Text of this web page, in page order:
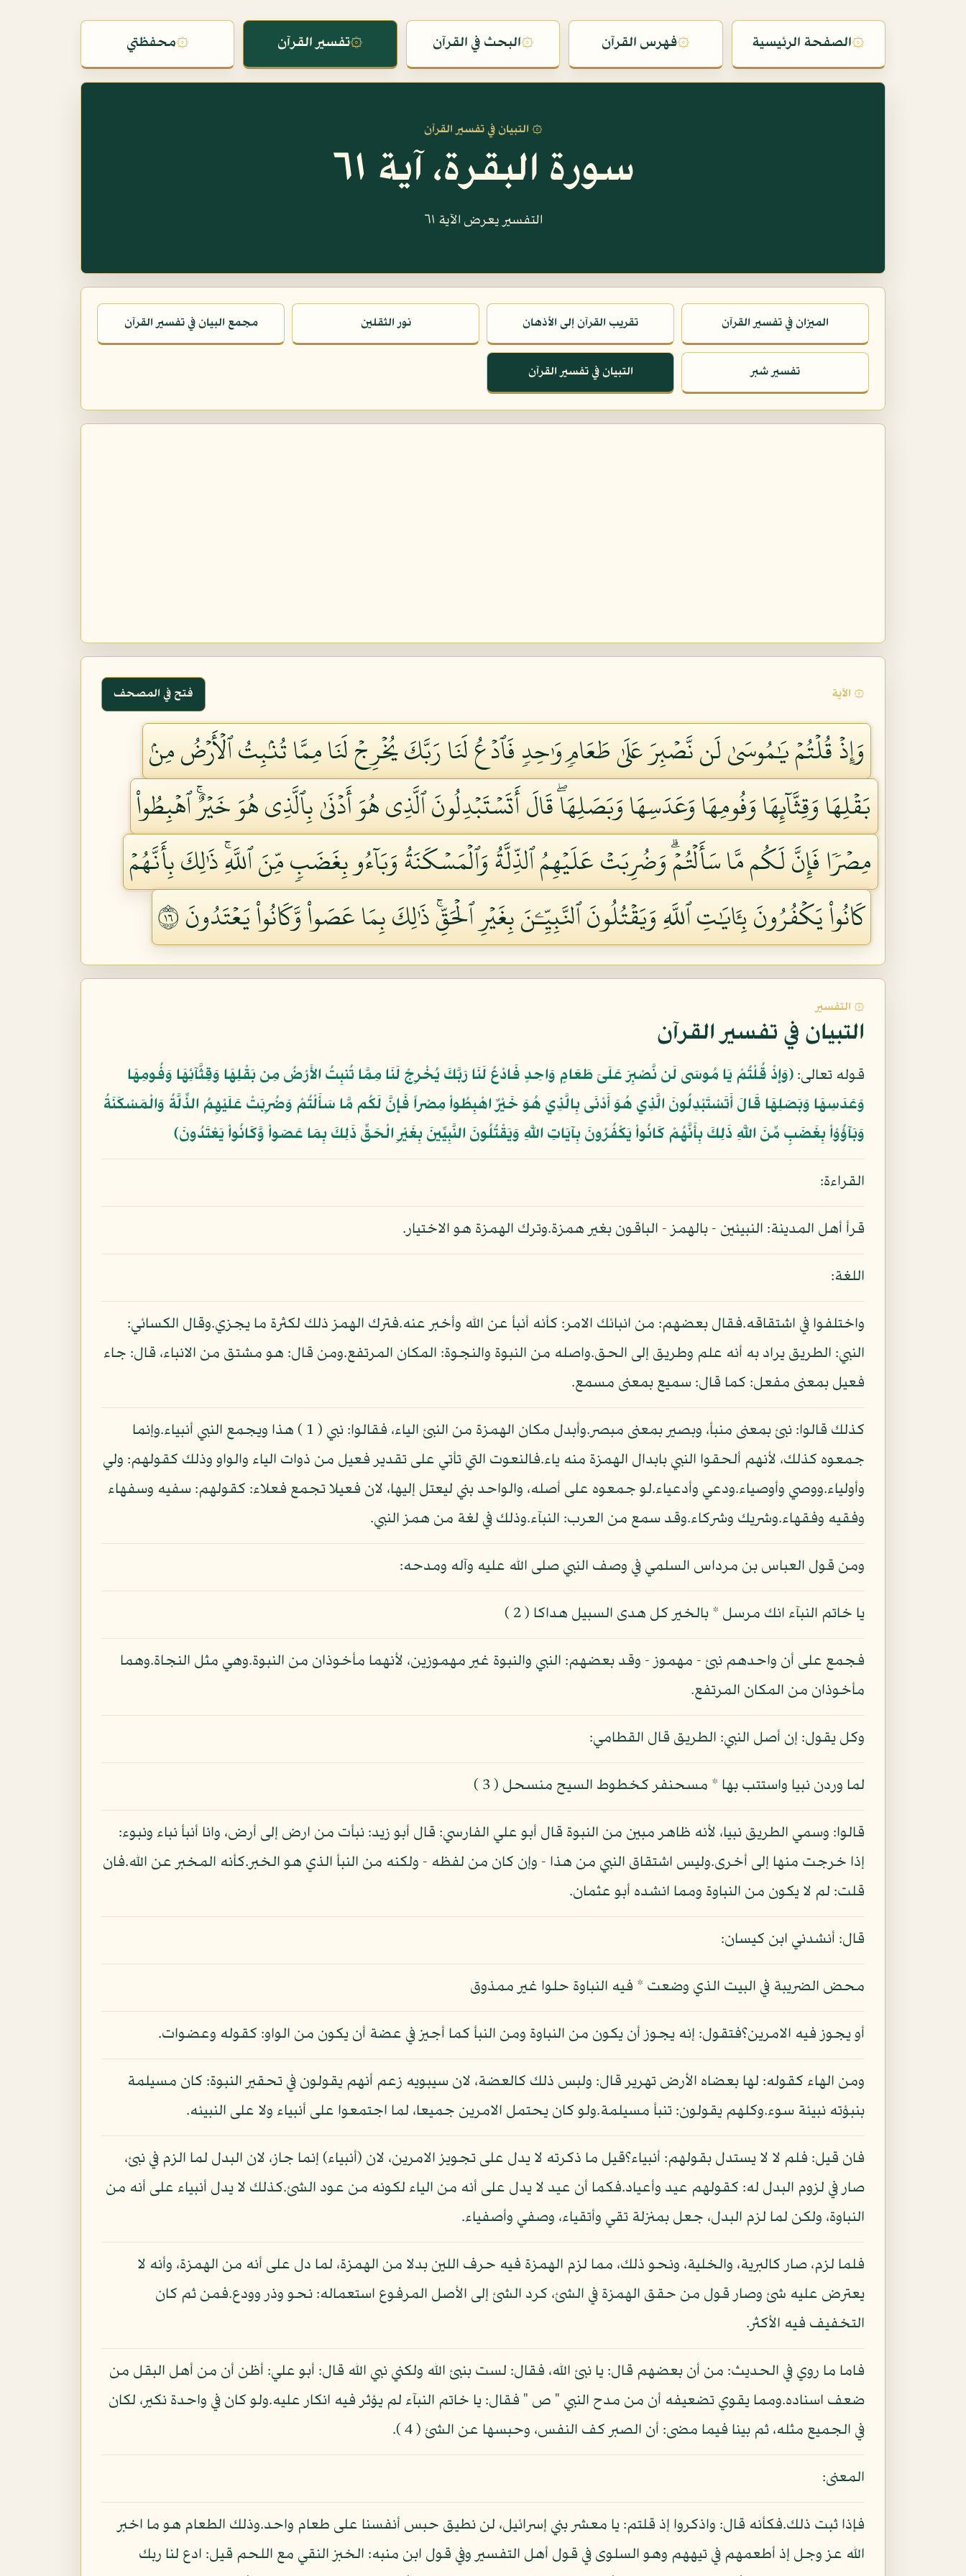
۞الصفحة الرئيسية ۞فهرس القرآن ۞البحث في القرآن ۞تفسير القرآن ۞محفظتي
۞ التبيان في تفسير القرآن
سورة البقرة، آية ٦١
التفسير يعرض الآية ٦١
الميزان في تفسير القرآن تقريب القرآن إلى الأذهان نور الثقلين مجمع البيان في تفسير القرآن
تفسير شبر التبيان في تفسير القرآن
۞ الآية فتح في المصحف
وَإِذۡ قُلۡتُمۡ يَٰمُوسَىٰ لَن نَّصۡبِرَ عَلَىٰ طَعَامٖ وَٰحِدٖ فَٱدۡعُ لَنَا رَبَّكَ يُخۡرِجۡ لَنَا مِمَّا تُنۢبِتُ ٱلۡأَرۡضُ مِنۢ
بَقۡلِهَا وَقِثَّآئِهَا وَفُومِهَا وَعَدَسِهَا وَبَصَلِهَاۖ قَالَ أَتَسۡتَبۡدِلُونَ ٱلَّذِي هُوَ أَدۡنَىٰ بِٱلَّذِي هُوَ خَيۡرٌۚ ٱهۡبِطُواْ
مِصۡرٗا فَإِنَّ لَكُم مَّا سَأَلۡتُمۡۗ وَضُرِبَتۡ عَلَيۡهِمُ ٱلذِّلَّةُ وَٱلۡمَسۡكَنَةُ وَبَآءُو بِغَضَبٖ مِّنَ ٱللَّهِۚ ذَٰلِكَ بِأَنَّهُمۡ
كَانُواْ يَكۡفُرُونَ بِـَٔايَٰتِ ٱللَّهِ وَيَقۡتُلُونَ ٱلنَّبِيِّـۧنَ بِغَيۡرِ ٱلۡحَقِّۚ ذَٰلِكَ بِمَا عَصَواْ وَّكَانُواْ يَعۡتَدُونَ ٦١
۞ التفسير
التبيان في تفسير القرآن
قوله تعالى: ﴿وَإِذْ قُلْتُمْ يَا مُوسَى لَن نَّصْبِرَ عَلَىَ طَعَامٍ وَاحِدٍ فَادْعُ لَنَا رَبَّكَ يُخْرِجْ لَنَا مِمَّا تُنبِتُ الأَرْضُ مِن بَقْلِهَا وَقِثَّآئِهَا وَفُومِهَا
وَعَدَسِهَا وَبَصَلِهَا قَالَ أَتَسْتَبْدِلُونَ الَّذِي هُوَ أَدْنَى بِالَّذِي هُوَ خَيْرٌ اهْبِطُواْ مِصْراً فَإِنَّ لَكُم مَّا سَأَلْتُمْ وَضُرِبَتْ عَلَيْهِمُ الذِّلَّةُ وَالْمَسْكَنَةُ
وَبَآؤُوْاْ بِغَضَبٍ مِّنَ اللَّهِ ذَلِكَ بِأَنَّهُمْ كَانُواْ يَكْفُرُونَ بِآيَاتِ اللَّهِ وَيَقْتُلُونَ النَّبِيِّينَ بِغَيْرِ الْحَقِّ ذَلِكَ بِمَا عَصَواْ وَّكَانُواْ يَعْتَدُونَ﴾
القراءة:
قرأ أهل المدينة: النبيئين - بالهمز - الباقون بغير همزة.وترك الهمزة هو الاختيار.
اللغة:
واختلفوا في اشتقاقه.فقال بعضهم: من انبائك الامر: كأنه أنبأ عن الله وأخبر عنه.فترك الهمز ذلك لكثرة ما يجزي.وقال الكسائي:
النبي: الطريق يراد به أنه علم وطريق إلى الحق.واصله من النبوة والنجوة: المكان المرتفع.ومن قال: هو مشتق من الانباء، قال: جاء
فعيل بمعنى مفعل: كما قال: سميع بمعنى مسمع.
كذلك قالوا: نبئ بمعنى منبأ، وبصير بمعنى مبصر.وأبدل مكان الهمزة من النبئ الياء، فقالوا: نبي ( 1 ) هذا ويجمع النبي أنبياء.وإنما
جمعوه كذلك، لأنهم ألحقوا النبي بابدال الهمزة منه ياء.فالنعوت التي تأتي على تقدير فعيل من ذوات الياء والواو وذلك كقولهم: ولي
وأولياء.ووصي وأوصياء.ودعي وأدعياء.لو جمعوه على أصله، والواحد بني ليعتل إليها، لان فعيلا تجمع فعلاء: كقولهم: سفيه وسفهاء
وفقيه وفقهاء.وشريك وشركاء.وقد سمع من العرب: النبآء.وذلك في لغة من همز النبي.
ومن قول العباس بن مرداس السلمي في وصف النبي صلى الله عليه وآله ومدحه:
يا خاتم النبآء انك مرسل * بالخير كل هدى السبيل هداكا ( 2 )
فجمع على أن واحدهم نبئ - مهموز - وقد بعضهم: النبي والنبوة غير مهموزين، لأنهما مأخوذان من النبوة.وهي مثل النجاة.وهما
مأخوذان من المكان المرتفع.
وكل يقول: إن أصل النبي: الطريق قال القطامي:
لما وردن نبيا واستتب بها * مسحنفر كخطوط السيح منسحل ( 3 )
قالوا: وسمي الطريق نبيا، لأنه ظاهر مبين من النبوة قال أبو علي الفارسي: قال أبو زيد: نبأت من ارض إلى أرض، وانا أنبأ نباء ونبوء:
إذا خرجت منها إلى أخرى.وليس اشتقاق النبي من هذا - وإن كان من لفظه - ولكنه من النبأ الذي هو الخبر.كأنه المخبر عن الله.فان
قلت: لم لا يكون من النباوة ومما انشده أبو عثمان.
قال: أنشدني ابن كيسان:
محض الضريبة في البيت الذي وضعت * فيه النباوة حلوا غير ممذوق
أو يجوز فيه الامرين؟فتقول: إنه يجوز أن يكون من النباوة ومن النبأ كما أجيز في عضة أن يكون من الواو: كقوله وعضوات.
ومن الهاء كقوله: لها بعضاه الأرض تهرير قال: ولبس ذلك كالعضة، لان سيبويه زعم أنهم يقولون في تحقير النبوة: كان مسيلمة
بنبؤته نبيئة سوء.وكلهم يقولون: تنبأ مسيلمة.ولو كان يحتمل الامرين جميعا، لما اجتمعوا على أنبياء ولا على النبيئه.
فان قيل: فلم لا لا يستدل بقولهم: أنبياء؟قيل ما ذكرته لا يدل على تجويز الامرين، لان (أنبياء) إنما جاز، لان البدل لما الزم في نبئ،
صار في لزوم البدل له: كقولهم عيد وأعياد.فكما أن عيد لا يدل على أنه من الياء لكونه من عود الشئ.كذلك لا يدل أنبياء على أنه من
النباوة، ولكن لما لزم البدل، جعل بمنزلة تقي وأتقياء، وصفي وأصفياء.
فلما لزم، صار كالبرية، والخلية، ونحو ذلك، مما لزم الهمزة فيه حرف اللين بدلا من الهمزة، لما دل على أنه من الهمزة، وأنه لا
يعترض عليه شئ وصار قول من حقق الهمزة في الشئ، كرد الشئ إلى الأصل المرفوع استعماله: نحو وذر وودع.فمن ثم كان
التخفيف فيه الأكثر.
فاما ما روي في الحديث: من أن بعضهم قال: يا نبئ الله، فقال: لست بنبئ الله ولكني نبي الله قال: أبو علي: أظن أن من أهل البقل من
ضعف اسناده.ومما يقوي تضعيفه أن من مدح النبي " ص " فقال: يا خاتم النبآء لم يؤثر فيه انكار عليه.ولو كان في واحدة نكير، لكان
في الجميع مثله، ثم بينا فيما مضى: أن الصبر كف النفس، وحبسها عن الشئ ( 4 ).
المعنى:
فإذا ثبت ذلك.فكأنه قال: واذكروا إذ قلتم: يا معشر بني إسرائيل، لن نطيق حبس أنفسنا على طعام واحد.وذلك الطعام هو ما اخبر
الله عز وجل إذ أطعمهم في تيههم وهو السلوى في قول أهل التفسير وفي قول ابن منبه: الخبز النقي مع اللحم قيل: ادع لنا ربك